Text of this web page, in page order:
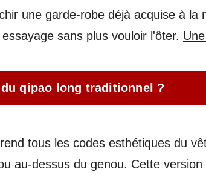
une garde-robe déjà acquise à la
sans plus vouloir l'ôter.
qipao long traditionnel ?
tous les codes esthétiques du
au-dessus du genou. Cette